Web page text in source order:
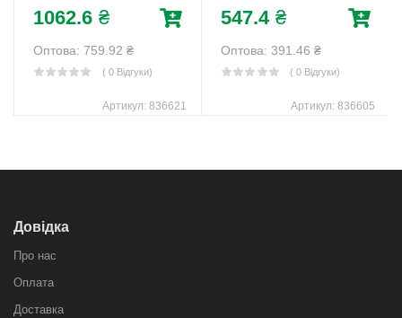
Різнокольоровий
Unison (836621)
1062.6 ₴
Оптова: 759.92 ₴
( 0 Відгуки)
Артикул: 836621
Unison (836605)
547.4 ₴
Оптова: 391.46 ₴
( 0 Відгуки)
Артикул: 836605
Довідка
Про нас
Оплата
Доставка